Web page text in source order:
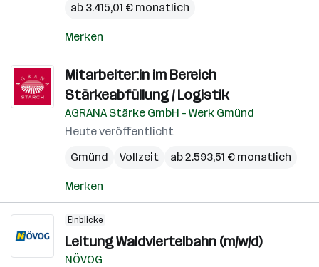
ab 3.415,01 € monatlich
Merken
Mitarbeiter:in im Bereich
Stärkeabfüllung / Logistik
AGRANA Stärke GmbH - Werk Gmünd
Heute veröffentlicht
Gmünd
Vollzeit ab 2.593,51 € monatlich
Merken
Einblicke
Leitung Waldviertelbahn (m/w/d)
NÖVOG